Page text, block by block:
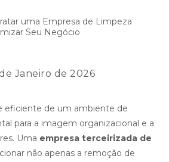
Janeiro de 2026
eficiente de um ambiente de
para a imagem organizacional e a
Uma empresa terceirizada de
não apenas a remoção de